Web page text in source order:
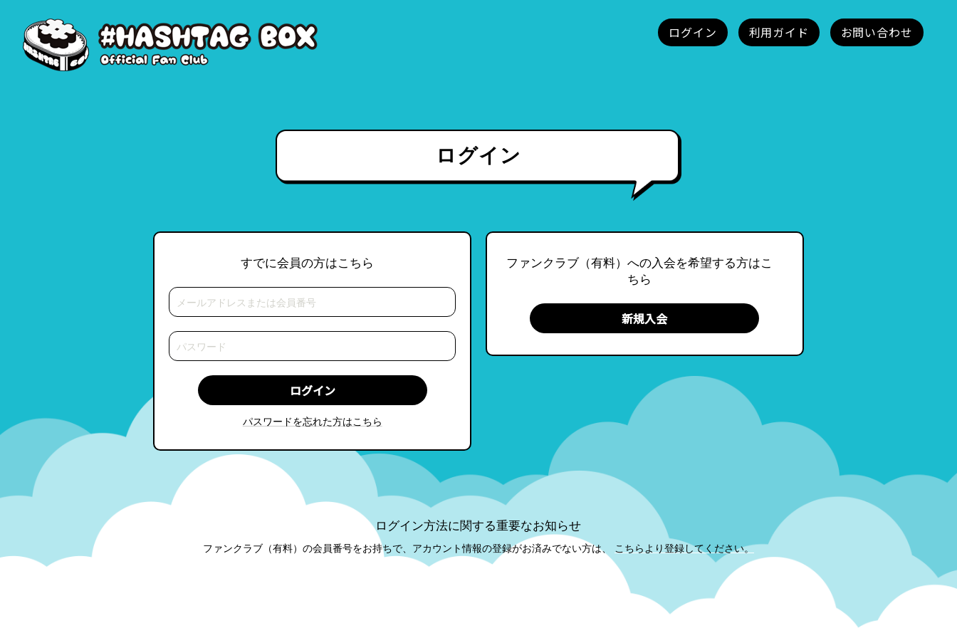
ログイン
すでに会員の方はこちら
パスワードを忘れた方はこちら
ファンクラブ（有料）への入会を希望する方はこ
ちら
ログイン方法に関する重要なお知らせ
ファンクラブ（有料）の会員番号をお持ちで、アカウント情報の登録がお済みでない方は、 こちらより登録してください。